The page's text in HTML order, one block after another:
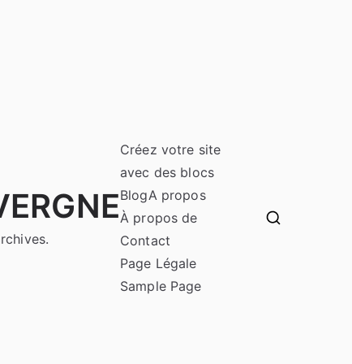
Créez votre site
avec des blocs
BlogA propos
À propos de
Contact
Page Légale
Sample Page